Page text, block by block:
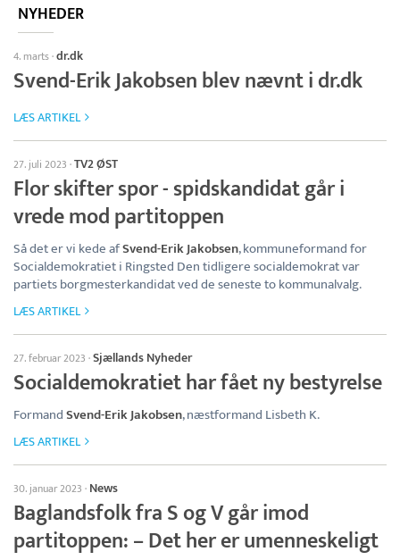
NYHEDER
4. marts·dr.dk
Svend-Erik Jakobsen blev nævnt i dr.dk
LÆS ARTIKEL
27. juli 2023 ·TV2 ØST
Flor skifter spor - spidskandidat går i
vrede mod partitoppen
Så det er vi kede afSvend-Erik Jakobsen, kommuneformand for
Socialdemokratiet i Ringsted Den tidligere socialdemokrat var
partiets borgmesterkandidat ved de seneste to kommunalvalg.
LÆS ARTIKEL
27. februar 2023 ·Sjællands Nyheder
Socialdemokratiet har fået ny bestyrelse
FormandSvend-Erik Jakobsen, næstformand Lisbeth K.
LÆS ARTIKEL
30. januar 2023 · News
Baglandsfolk fra S og V går imod
partitoppen: – Det her er umenneskeligt